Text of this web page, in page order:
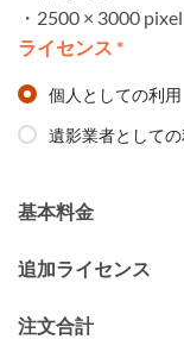
・2500 × 3000 pixel
ライセンス *
個人としての利用
遺影業者として
基本料金
追加ライセンス
注文合計